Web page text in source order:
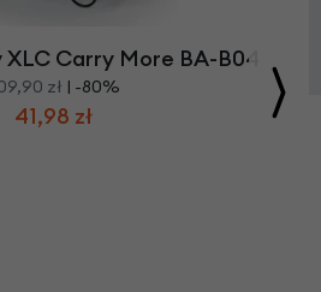
Carry More BA-B04
zł | -80%
41,98 zł